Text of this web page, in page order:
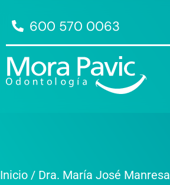
600 570 0063
Inicio / Dra. María José Manresa